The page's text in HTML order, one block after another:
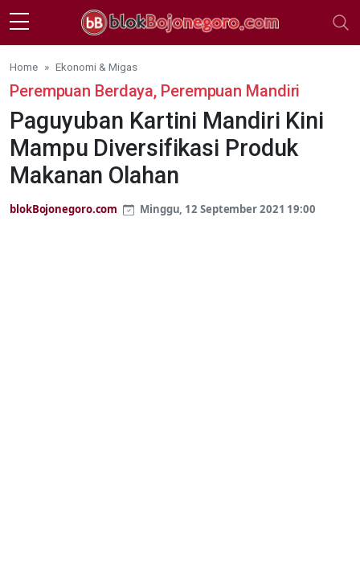
Skip to main content
Home Ekonomi & Migas
Perempuan Berdaya, Perempuan Mandiri
Paguyuban Kartini Mandiri Kini
Mampu Diversifikasi Produk
Makanan Olahan
blokBojonegoro.com Minggu, 12 September 2021 19:00